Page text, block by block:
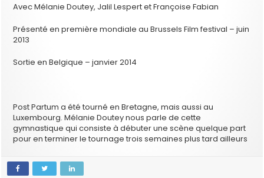
Avec Mélanie Doutey, Jalil Lespert et Françoise Fabian
Présenté en première mondiale au Brussels Film festival – juin
2013
Sortie en Belgique – janvier 2014
Post Partum a été tourné en Bretagne, mais aussi au
Luxembourg. Mélanie Doutey nous parle de cette
gymnastique qui consiste à débuter une scène quelque part
pour en terminer le tournage trois semaines plus tard ailleurs